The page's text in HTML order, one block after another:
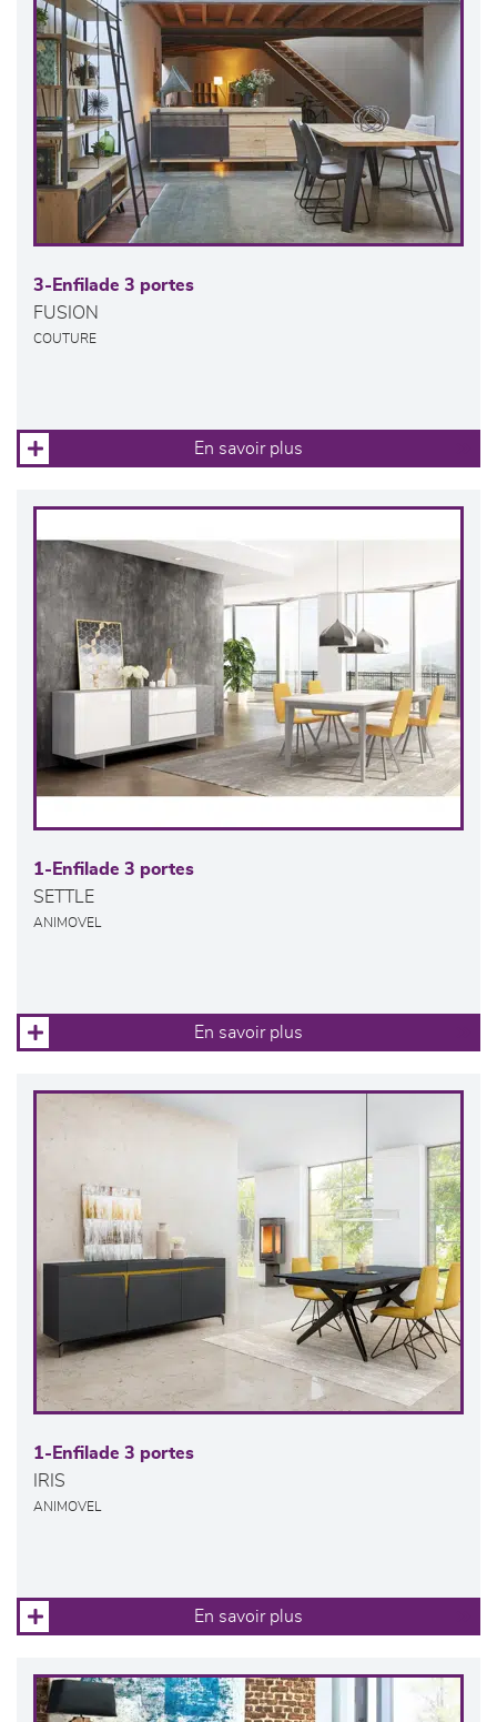
3-Enfilade 3 portes
FUSION
COUTURE
En savoir plus
1-Enfilade 3 portes
SETTLE
ANIMOVEL
En savoir plus
1-Enfilade 3 portes
IRIS
ANIMOVEL
En savoir plus